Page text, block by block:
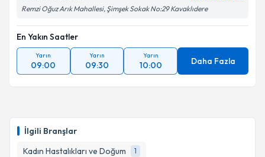
İlgili Branşlar
Kadın Hastalıkları ve Doğum
1
Remzi Oğuz Arık Mahallesi, Şimşek Sokak No:29 Kavaklıdere
En Yakın Saatler
Yarın
09:00
Yarın
09:30
Yarın
10:00 Daha Fazla